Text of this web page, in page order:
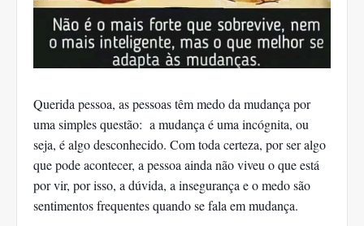
Querida pessoa, as pessoas têm medo da mudança por
uma simples questão: a mudança é uma incógnita, ou
seja, é algo desconhecido. Com toda certeza, por ser algo
que pode acontecer, a pessoa ainda não viveu o que está
por vir, por isso, a dúvida, a insegurança e o medo são
sentimentos frequentes quando se fala em mudança.